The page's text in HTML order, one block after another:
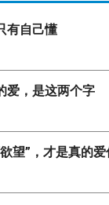
有自己懂
爱，是这两个字
望”，才是真的爱